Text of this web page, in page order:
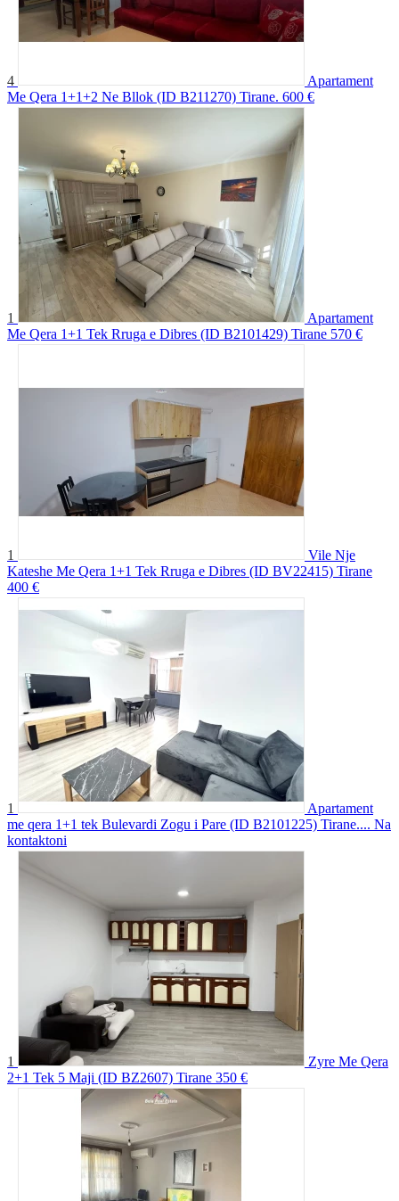
4
Apartament
Me Qera 1+1+2 Ne Bllok (ID B211270) Tirane. 600 €
1
Apartament
Me Qera 1+1 Tek Rruga e Dibres (ID B2101429) Tirane 570 €
1
Vile Nje
Kateshe Me Qera 1+1 Tek Rruga e Dibres (ID BV22415) Tirane
400 €
1
Apartament
me qera 1+1 tek Bulevardi Zogu i Pare (ID B2101225) Tirane.... Na
kontaktoni
1
Zyre Me Qera
2+1 Tek 5 Maji (ID BZ2607) Tirane 350 €